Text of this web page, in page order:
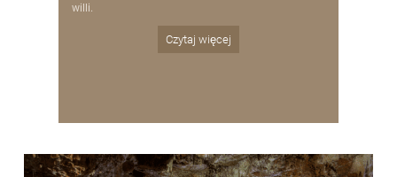
willi.
Czytaj więcej